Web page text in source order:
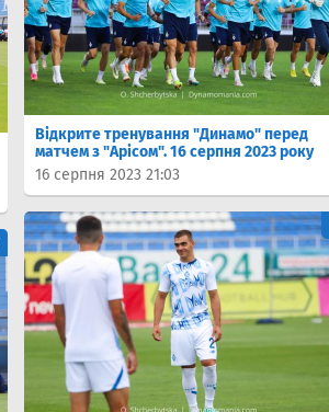
Відкрите тренування "Динамо" перед
матчем з "Арісом". 16 серпня 2023 року
16 серпня 2023 21:03